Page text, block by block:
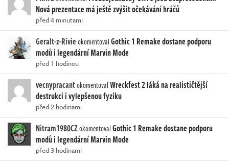
Nová prezentace má ještě zvýšit očekávání hráčů
před 4 minutami
Geralt-z-RivieokomentovalGothic 1 Remake dostane podporu
modů i legendární Marvin Mode
před 1 hodinou
vecnypracantokomentovalWreckfest 2 láká na realističtější
destrukci i vylepšenou fyziku
před 2 hodinami
Nitram1980CZokomentovalGothic 1 Remake dostane podporu
modů i legendární Marvin Mode
před 3 hodinami